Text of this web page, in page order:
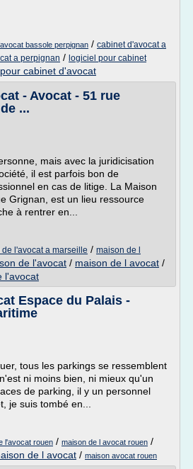
bassole perpignan / cabinet d'avocat a
a perpignan / logiciel pour cabinet
cabinet d'avocat
- Avocat - 51 rue
...
mais avec la juridicisation
il est parfois bon de
en cas de litige. La Maison
Grignan, est un lieu ressource
à rentrer en...
l'avocat a marseille / maison de l
de l'avocat / maison de l avocat /
l'avocat
Espace du Palais -
tous les parkings se ressemblent
ni moins bien, ni mieux qu'un
de parking, il y un personnel
je suis tombé en...
l'avocat rouen / maison de l avocat rouen /
de l avocat / maison avocat rouen